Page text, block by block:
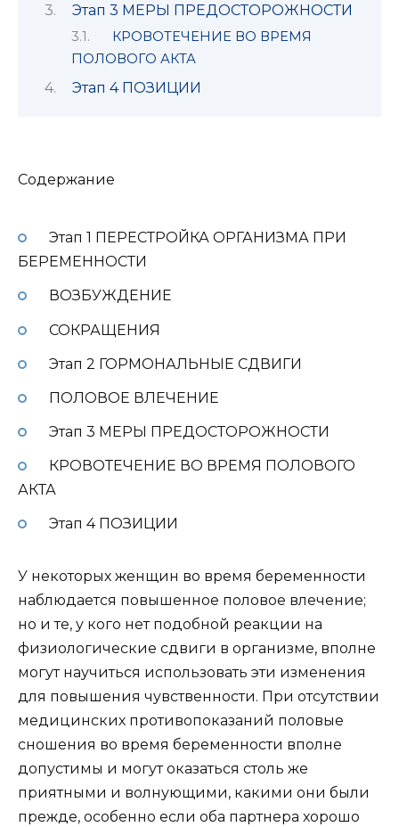
Этап 3 МЕРЫ ПРЕДОСТОРОЖНОСТИ
КРОВОТЕЧЕНИЕ ВО ВРЕМЯ
ПОЛОВОГО АКТА
Этап 4 ПОЗИЦИИ
Содержание
Этап 1 ПЕРЕСТРОЙКА ОРГАНИЗМА ПРИ
БЕРЕМЕННОСТИ
ВОЗБУЖДЕНИЕ
СОКРАЩЕНИЯ
Этап 2 ГОРМОНАЛЬНЫЕ СДВИГИ
ПОЛОВОЕ ВЛЕЧЕНИЕ
Этап 3 МЕРЫ ПРЕДОСТОРОЖНОСТИ
КРОВОТЕЧЕНИЕ ВО ВРЕМЯ ПОЛОВОГО
АКТА
Этап 4 ПОЗИЦИИ
У некоторых женщин во время беременности
наблюдается повышенное половое влечение;
но и те, у кого нет подобной реакции на
физиологические сдвиги в организме, вполне
могут научиться использовать эти изменения
для повышения чувственности. При отсутствии
медицинских противопоказаний половые
сношения во время беременности вполне
допустимы и могут оказаться столь же
приятными и волнующими, какими они были
прежде, особенно если оба партнера хорошо